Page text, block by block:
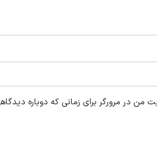
من در مرورگر برای زمانی که دوباره